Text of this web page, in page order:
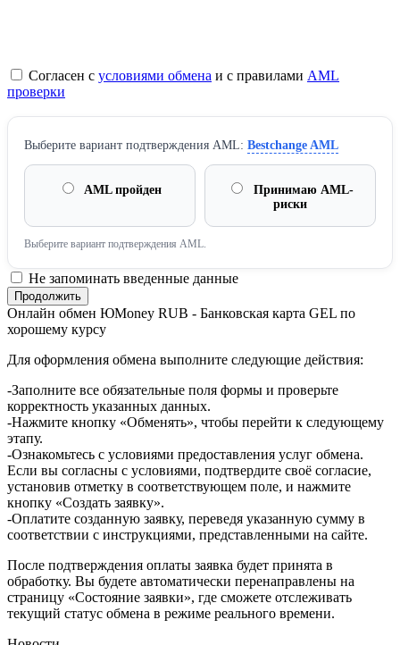
Согласен с условиями обмена и с правилами AML
проверки
Выберите вариант подтверждения AML: Bestchange AML
AML пройден
Принимаю AML-
риски
Выберите вариант подтверждения AML.
Не запоминать введенные данные
Онлайн обмен ЮMoney RUB - Банковская карта GEL по
хорошему курсу
Для оформления обмена выполните следующие действия:
-Заполните все обязательные поля формы и проверьте
корректность указанных данных.
-Нажмите кнопку «Обменять», чтобы перейти к следующему
этапу.
-Ознакомьтесь с условиями предоставления услуг обмена.
Если вы согласны с условиями, подтвердите своё согласие,
установив отметку в соответствующем поле, и нажмите
кнопку «Создать заявку».
-Оплатите созданную заявку, переведя указанную сумму в
соответствии с инструкциями, представленными на сайте.
После подтверждения оплаты заявка будет принята в
обработку. Вы будете автоматически перенаправлены на
страницу «Состояние заявки», где сможете отслеживать
текущий статус обмена в режиме реального времени.